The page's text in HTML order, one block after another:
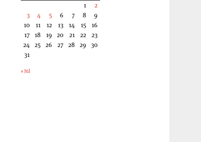
1
2
3
4 5 6 7 8
9
10
11 12 13 14 15
16
17 18 19 20 21 22
23
24 25 26 27 28 29 30
31
« Jul